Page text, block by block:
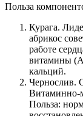
Польза
Курага.
абрикос
работе
витамины
кальций.
Чернослив.
Витаминно-
Польза: